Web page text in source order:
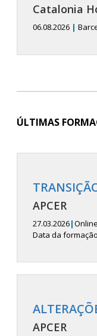
Catalonia
06.08.2026 |
ÚLTIMAS
APCER
27.03.2026|Online
Data da
APCER